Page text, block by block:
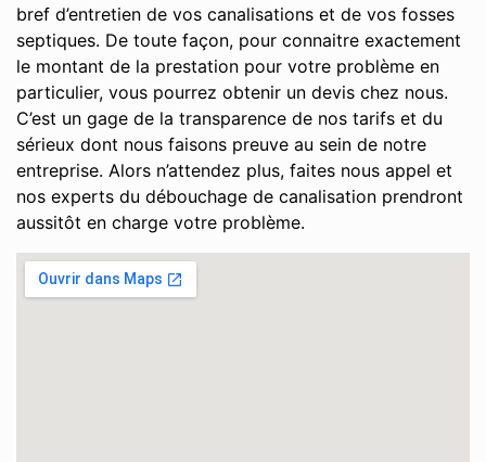
bref d’entretien de vos canalisations et de vos fosses
septiques. De toute façon, pour connaitre exactement
le montant de la prestation pour votre problème en
particulier, vous pourrez obtenir un devis chez nous.
C’est un gage de la transparence de nos tarifs et du
sérieux dont nous faisons preuve au sein de notre
entreprise. Alors n’attendez plus, faites nous appel et
nos experts du débouchage de canalisation prendront
aussitôt en charge votre problème.